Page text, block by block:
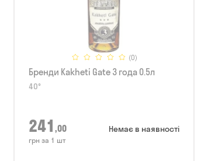
(0)
Бренди Kakheti Gate 3 года 0.5л
40°
241 ,00
грн за 1 шт
Немає в наявності